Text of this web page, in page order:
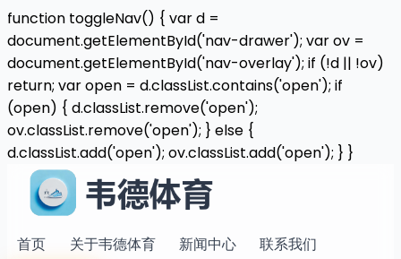
function toggleNav() { var d =
document.getElementById('nav-drawer'); var ov =
document.getElementById('nav-overlay'); if (!d || !ov)
return; var open = d.classList.contains('open'); if
(open) { d.classList.remove('open');
ov.classList.remove('open'); } else {
d.classList.add('open'); ov.classList.add('open'); } }
首页 关于韦德体育 新闻中心
联系我们